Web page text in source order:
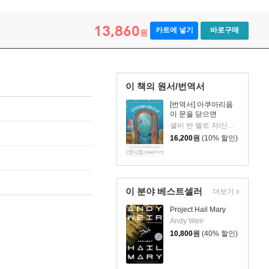
13,860원 카트에 넣기 바로구매
이 책의 원서/번역서
[번역서] 아쿠아리움
이 문을 닫으면
셸비 반 펠트 저/신솔잎 역
16,200원 (10% 할인)
이 분야 베스트셀러
Project Hail Mary
Andy Weir
10,800원 (40% 할인)
더보기